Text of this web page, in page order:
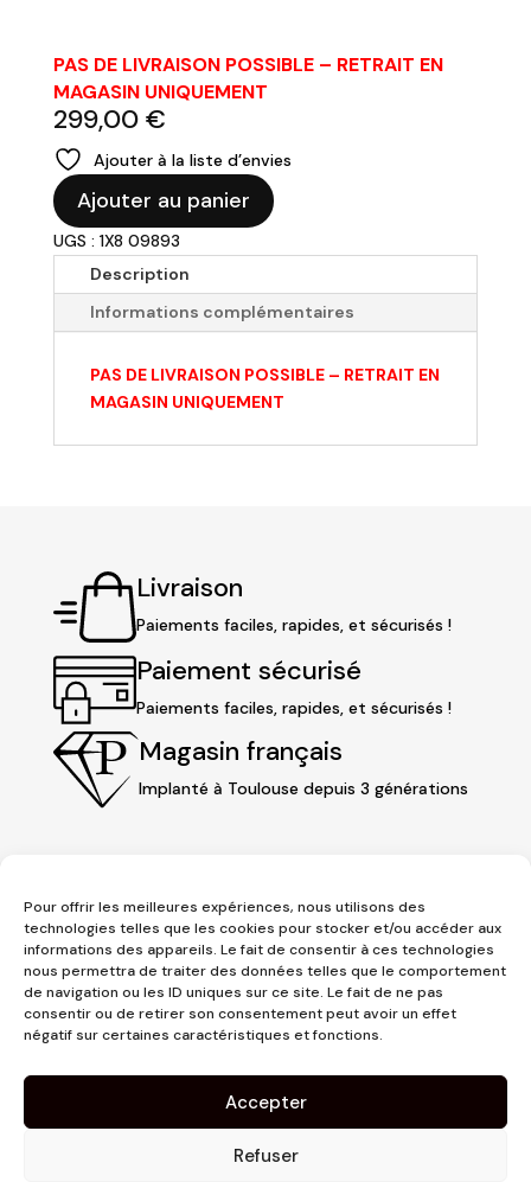
Pour offrir les meilleures expériences, nous utilisons des
technologies telles que les cookies pour stocker et/ou accéder aux
informations des appareils. Le fait de consentir à ces technologies
nous permettra de traiter des données telles que le comportement
de navigation ou les ID uniques sur ce site. Le fait de ne pas
consentir ou de retirer son consentement peut avoir un effet
négatif sur certaines caractéristiques et fonctions.
Accepter
Refuser
PAS DE LIVRAISON POSSIBLE – RETRAIT EN
MAGASIN UNIQUEMENT
299,00 €
Ajouter à la liste d’envies
quantité
de
Set
3
canapé
Ajouter au panier
UGS : 1X8 09893
Description
Informations complémentaires
PAS DE LIVRAISON POSSIBLE – RETRAIT EN
MAGASIN UNIQUEMENT
Livraison
Paiements faciles, rapides, et sécurisés !
Paiement sécurisé
Paiements faciles, rapides, et sécurisés !
Magasin français
Implanté à Toulouse depuis 3 générations
3 place Jeanne d'Arc
31000 Toulouse
contact@pujolmaison.com
05 62 73 70 73